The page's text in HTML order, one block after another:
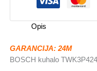
Opis
GARANCIJA: 24M
BOSCH kuhalo